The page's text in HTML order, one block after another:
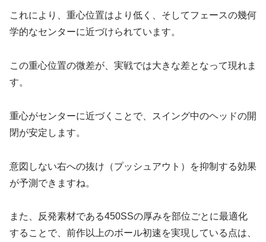
これにより、重心位置はより低く、そしてフェースの幾何
学的なセンターに近づけられています。
この重心位置の微差が、実戦では大きな差となって現れま
す。
重心がセンターに近づくことで、スイング中のヘッドの開
閉が安定します。
意図しない右への抜け（プッシュアウト）を抑制する効果
が予測できますね。
また、反発素材である450SSの厚みを部位ごとに最適化
することで、前作以上のボール初速を実現している点は、